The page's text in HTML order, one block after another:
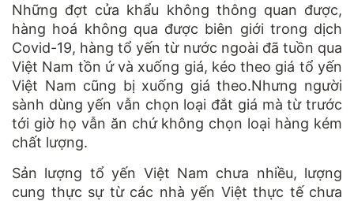
Những đợt cửa khẩu không thông quan được,
hàng hoá không qua được biên giới trong dịch
Covid-19, hàng tổ yến từ nước ngoài đã tuồn qua
Việt Nam tồn ứ và xuống giá, kéo theo giá tổ yến
Việt Nam cũng bị xuống giá theo.Nhưng người
sành dùng yến vẫn chọn loại đắt giá mà từ trước
tới giờ họ vẫn ăn chứ không chọn loại hàng kém
chất lượng.
Sản lượng tổ yến Việt Nam chưa nhiều, lượng
cung thực sự từ các nhà yến Việt thực tế chưa